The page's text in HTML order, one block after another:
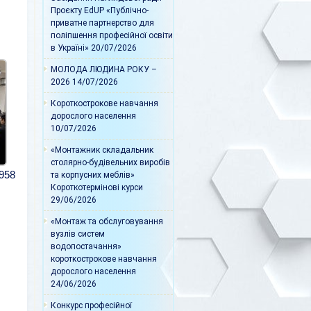
Проєкту EdUP «Публічно-
приватне партнерство для
поліпшення професійної освіти
в Україні» 20/07/2026
МОЛОДА ЛЮДИНА РОКУ –
2026 14/07/2026
Короткострокове навчання
дорослого населення
10/07/2026
«Монтажник складальник
столярно-будівельних виробів
та корпусних меблів»
Короткотермінові курси
29/06/2026
«Монтаж та обслуговування
вузлів систем
водопостачання»
короткострокове навчання
дорослого населення
24/06/2026
Конкурс професійної